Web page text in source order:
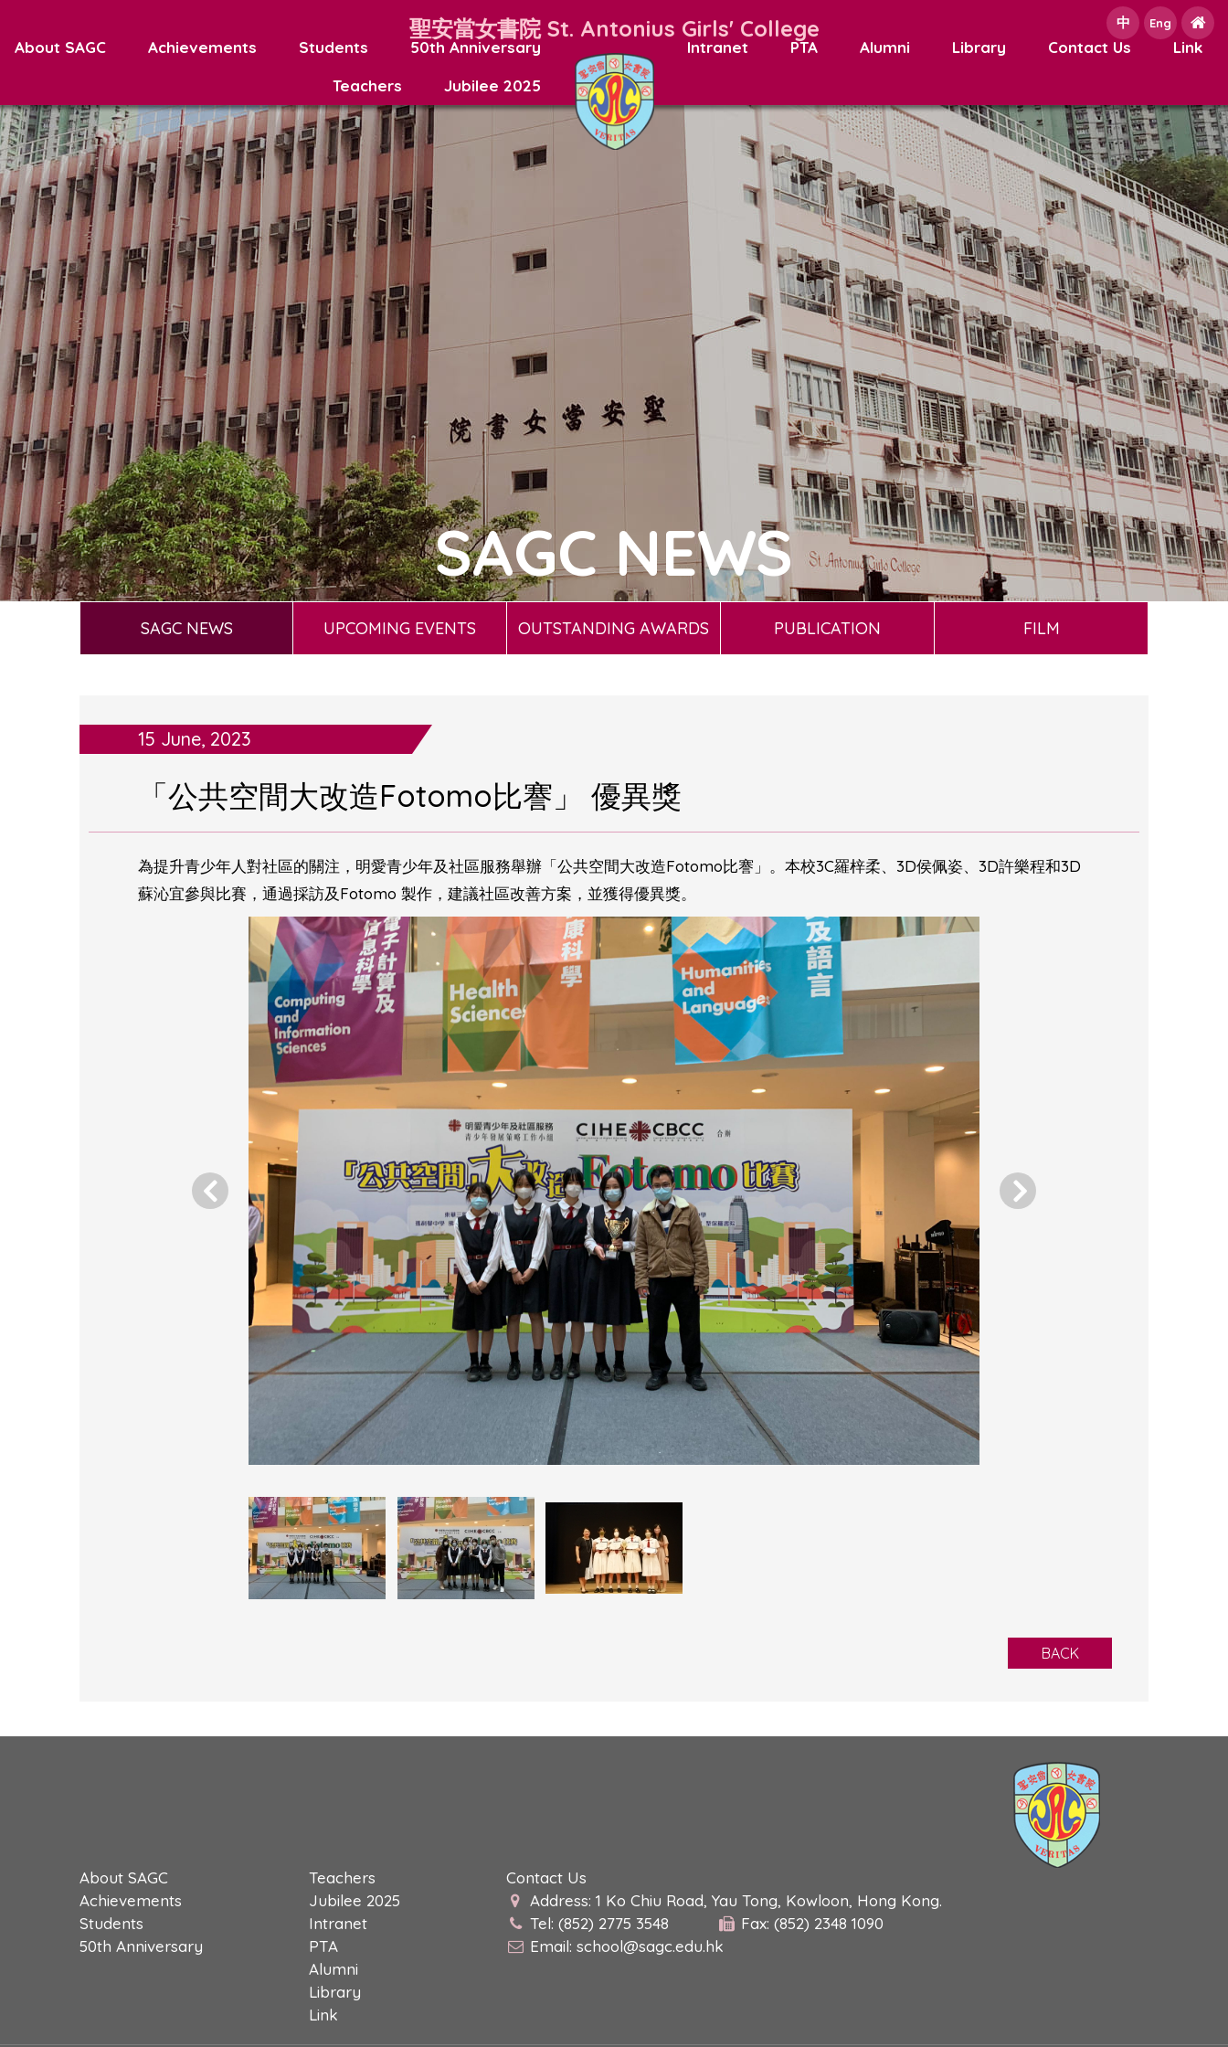
聖安當女書院 St. Antonius Girls' College 中 Eng
About SAGC Achievements Students
50th Anniversary
Teachers
Jubilee 2025
Intranet PTA Alumni Library Contact Us Link
SAGC NEWS
SAGC NEWS UPCOMING EVENTS OUTSTANDING AWARDS PUBLICATION FILM
15 June, 2023
「公共空間大改造Fotomo比謇」 優異獎
為提升青少年人對社區的關注，明愛青少年及社區服務舉辦「公共空間大改造Fotomo比謇」。本校3C羅梓柔、3D侯佩姿、3D許樂程和3D
蘇沁宜參與比賽，通過採訪及Fotomo 製作，建議社區改善方案，並獲得優異獎。
BACK
About SAGC
Achievements
Students
50th Anniversary
Teachers
Jubilee 2025
Intranet
PTA
Alumni
Library
Link
Contact Us
Address: 1 Ko Chiu Road, Yau Tong, Kowloon, Hong Kong.
Tel: (852) 2775 3548
Fax: (852) 2348 1090
Email: school@sagc.edu.hk